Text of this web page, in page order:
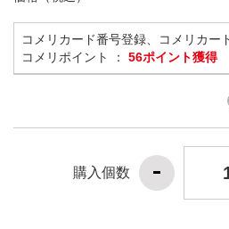
コメリカード番号登録、コメリカー
コメリポイント ： 56ポイント獲得
購入個数